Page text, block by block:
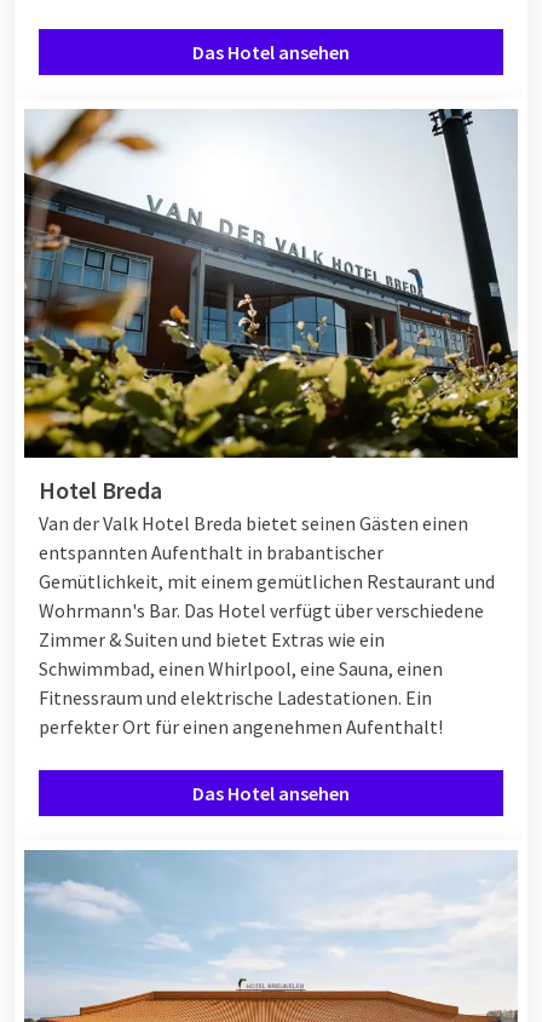
Das Hotel ansehen
Hotel Breda
Van der Valk Hotel Breda bietet seinen Gästen einen
entspannten Aufenthalt in brabantischer
Gemütlichkeit, mit einem gemütlichen Restaurant und
Wohrmann's Bar. Das Hotel verfügt über verschiedene
Zimmer & Suiten und bietet Extras wie ein
Schwimmbad, einen Whirlpool, eine Sauna, einen
Fitnessraum und elektrische Ladestationen. Ein
perfekter Ort für einen angenehmen Aufenthalt!
Das Hotel ansehen